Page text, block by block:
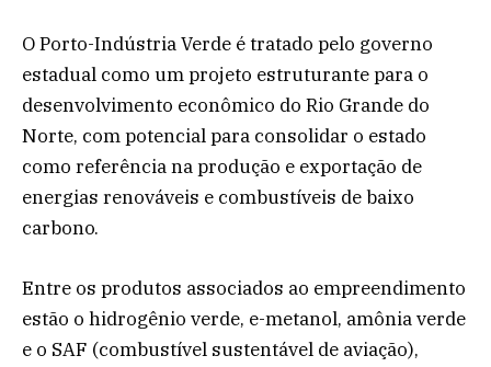
O Porto-Indústria Verde é tratado pelo governo
estadual como um projeto estruturante para o
desenvolvimento econômico do Rio Grande do
Norte, com potencial para consolidar o estado
como referência na produção e exportação de
energias renováveis e combustíveis de baixo
carbono.
Entre os produtos associados ao empreendimento
estão o hidrogênio verde, e-metanol, amônia verde
e o SAF (combustível sustentável de aviação),